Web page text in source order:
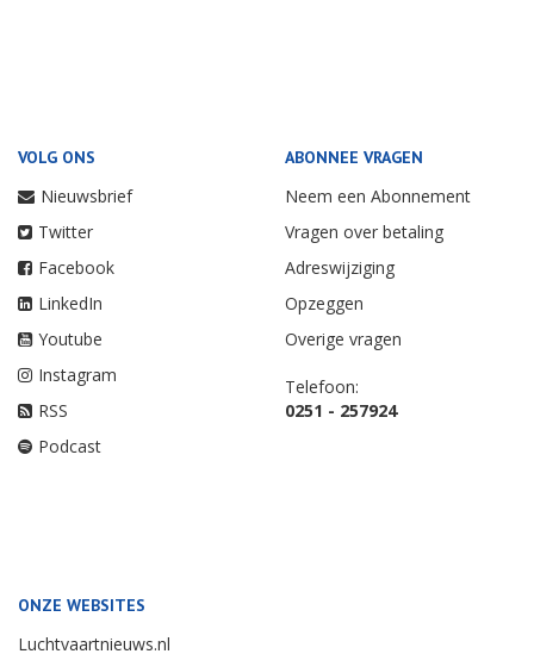
VOLG ONS
Nieuwsbrief
Twitter
Facebook
LinkedIn
Youtube
Instagram
RSS
Podcast
ABONNEE VRAGEN
Neem een Abonnement
Vragen over betaling
Adreswijziging
Opzeggen
Overige vragen
Telefoon:
0251 - 257924
ONZE WEBSITES
Luchtvaartnieuws.nl